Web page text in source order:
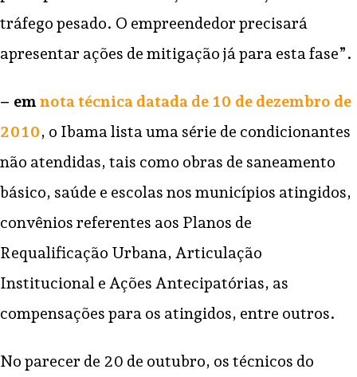
tráfego pesado. O empreendedor precisará
apresentar ações de mitigação já para esta fase”.
– emnota técnica datada de 10 de dezembro de
2010, o Ibama lista uma série de condicionantes
não atendidas, tais como obras de saneamento
básico, saúde e escolas nos municípios atingidos,
convênios referentes aos Planos de
Requalificação Urbana, Articulação
Institucional e Ações Antecipatórias, as
compensações para os atingidos, entre outros.
No parecer de 20 de outubro, os técnicos do